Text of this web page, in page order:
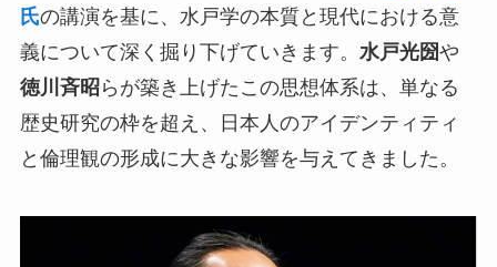
氏の講演を基に、水戸学の本質と現代における意
義について深く掘り下げていきます。 水戸光圀や
徳川斉昭らが築き上げたこの思想体系は、単なる
歴史研究の枠を超え、日本人のアイデンティティ
と倫理観の形成に大きな影響を与えてきました。